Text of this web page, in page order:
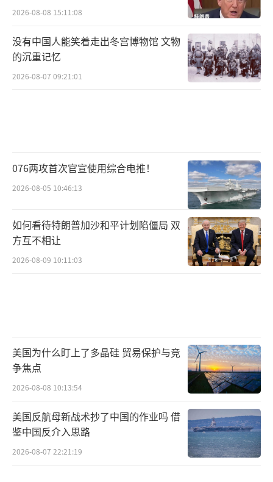
2026-08-08 15:11:08
没有中国人能笑着走出冬宫博物馆 文物
的沉重记忆
2026-08-07 09:21:01
076两攻首次官宣使用综合电推！
2026-08-05 10:46:13
如何看待特朗普加沙和平计划陷僵局 双
方互不相让
2026-08-09 10:11:03
美国为什么盯上了多晶硅 贸易保护与竞
争焦点
2026-08-08 10:13:54
美国反航母新战术抄了中国的作业吗 借
鉴中国反介入思路
2026-08-07 22:21:19